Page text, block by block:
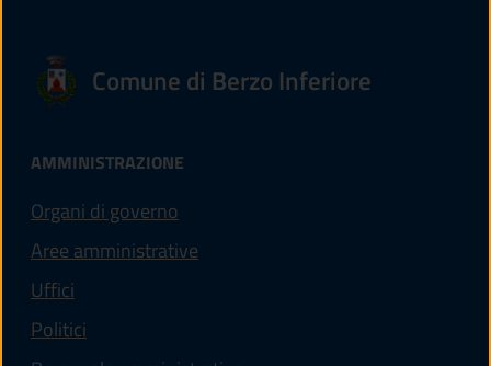
Comune di Berzo Inferiore
AMMINISTRAZIONE
Organi di governo
Aree amministrative
Uffici
Politici